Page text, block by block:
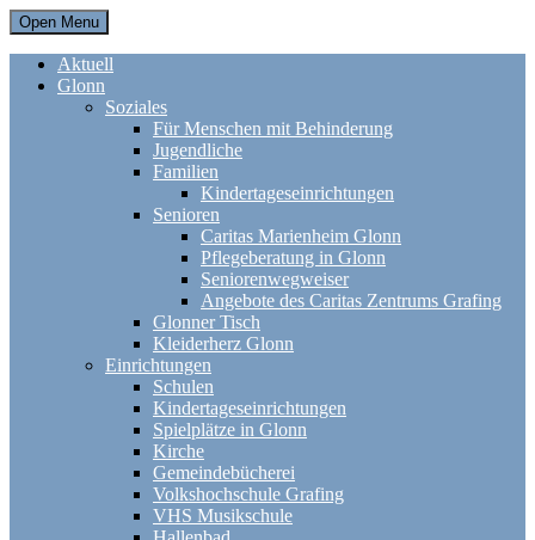
Open Menu
Aktuell
Glonn
Soziales
Für Menschen mit Behinderung
Jugendliche
Familien
Kindertageseinrichtungen
Senioren
Caritas Marienheim Glonn
Pflegeberatung in Glonn
Seniorenwegweiser
Angebote des Caritas Zentrums Grafing
Glonner Tisch
Kleiderherz Glonn
Einrichtungen
Schulen
Kindertageseinrichtungen
Spielplätze in Glonn
Kirche
Gemeindebücherei
Volkshochschule Grafing
VHS Musikschule